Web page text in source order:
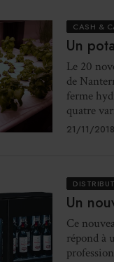
CASH &
Un
Le 20
de
ferme
quatre
21/11/
Un
Ce
répond à